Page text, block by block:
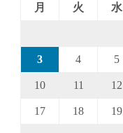
月
火 水
3 4 5
10 11 12
17 18 19